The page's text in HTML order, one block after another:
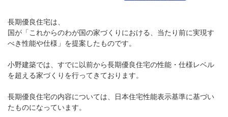
長期優良住宅は、
国が「これからのわが国の家づくりにおける、当たり前に実現す
べき性能や仕様」を提案したものです。
小野建築では、すでに以前から長期優良住宅の性能・仕様レベル
を超える家づくりを行ってきております。
長期優良住宅の内容については、日本住宅性能表示基準に基づい
たものになっています。